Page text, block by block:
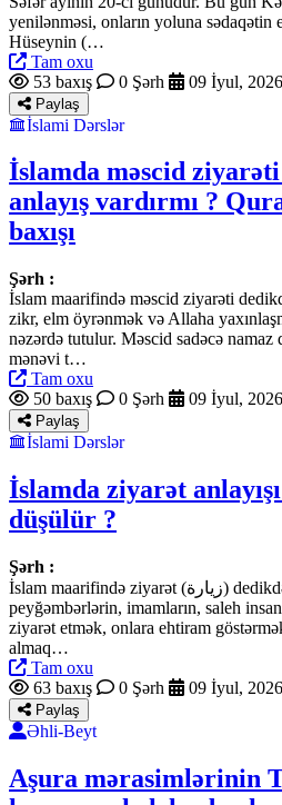
yenilənməsi, onların yoluna sədaqətin
Hüseynin (…
Tam oxu
53 baxış
0 Şərh 09 İyul, 2026
Paylaş
İslami Dərslər
İslamda məscid
anlayış vardırmı ?
baxışı
Şərh :
İslam maarifində məscid ziyarəti
zikr, elm öyrənmək və Allaha
nəzərdə tutulur. Məscid sadəcə namaz
mənəvi t…
Tam oxu
50 baxış
0 Şərh 09 İyul, 2026
Paylaş
İslami Dərslər
İslamda ziyarət
düşülür ?
Şərh :
İslam maarifində ziyarət (زيارة) dedikdə Allahın razılığı üçün
peyğəmbərlərin, imamların, saleh
ziyarət etmək, onlara ehtiram
almaq…
Tam oxu
63 baxış
0 Şərh 09 İyul, 2026
Paylaş
Əhli-Beyt
Aşura mərasimlərinin